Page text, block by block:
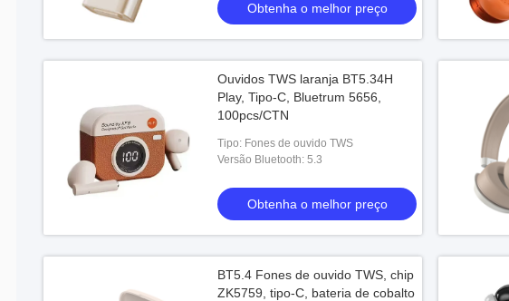
Obtenha o melhor preço
Ouvidos TWS laranja BT5.34H
Play, Tipo-C, Bluetrum 5656,
100pcs/CTN
Tipo: Fones de ouvido TWS
Versão Bluetooth: 5.3
Obtenha o melhor preço
BT5.4 Fones de ouvido TWS, chip
ZK5759, tipo-C, bateria de cobalto